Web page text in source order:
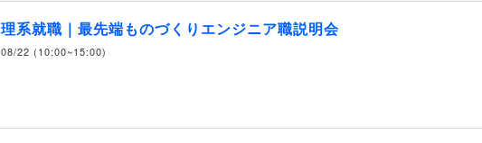
理系就職｜最先端ものづくりエンジニア職説明会
08/22 (10:00~15:00)